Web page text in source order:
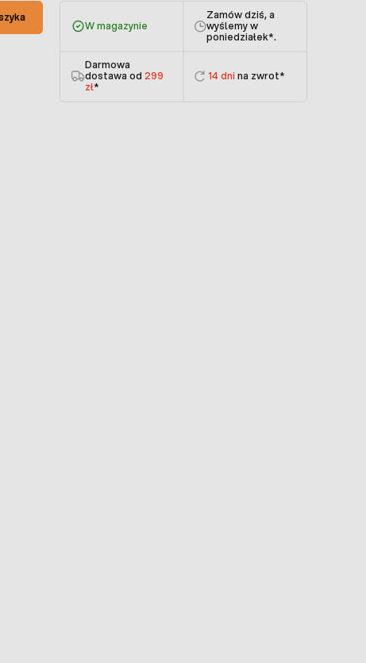
W magazynie
Zamów dziś, a
wyślemy w
poniedziałek*.
Darmowa
dostawa od 299
zł*
14 dni na zwrot*